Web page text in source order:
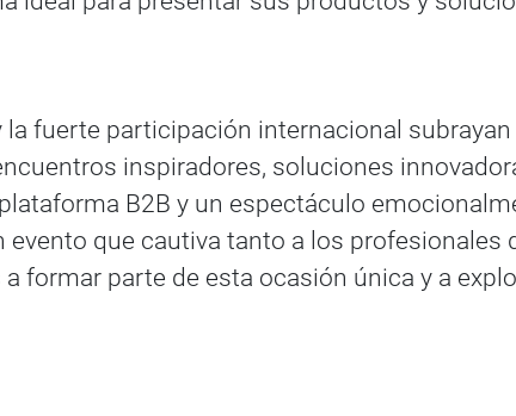
fuerte participación internacional subrayan
inspiradores, soluciones
B2B y un espectáculo
evento que cautiva tanto a los
formar parte de esta ocasión única y a